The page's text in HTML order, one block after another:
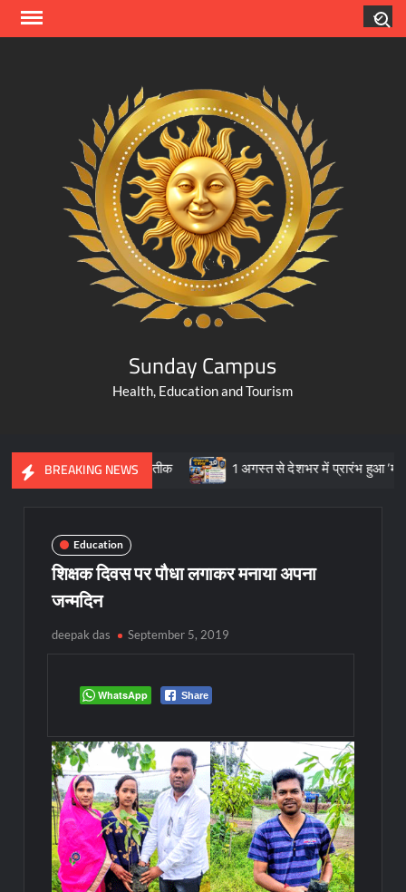
Skip
Sunday Campus
Health, Education and Tourism
BREAKING NEWS
विरासत का प्रतीक 1 अगस्त से देशभर में प्रारंभ हुआ ’मीडियेशन
Education
शिक्षक दिवस पर पौधा लगाकर मनाया अपना
जन्मदिन
deepak das September 5, 2019
WhatsApp Share